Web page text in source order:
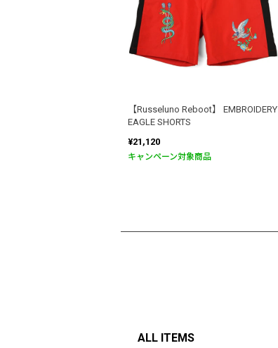
【Russeluno Reboot】 EMBROIDERY
EAGLE SHORTS
¥21,120
キャンペーン対象商品
ALL ITEMS